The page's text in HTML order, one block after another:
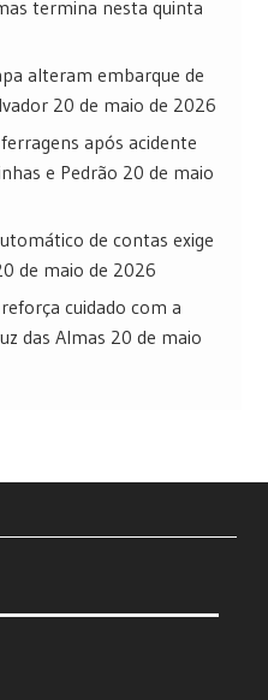
termina nesta quinta
alteram embarque de
20 de maio de 2026
após acidente
e Pedrão 20 de maio
de contas exige
de maio de 2026
cuidado com a
das Almas 20 de maio